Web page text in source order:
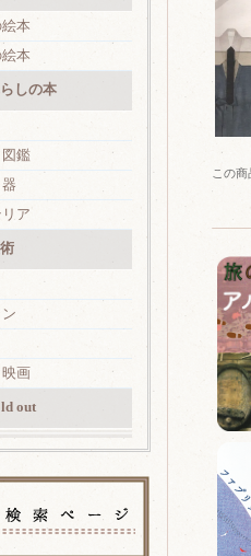
本
本
しの本
鑑
ア
画
out
この